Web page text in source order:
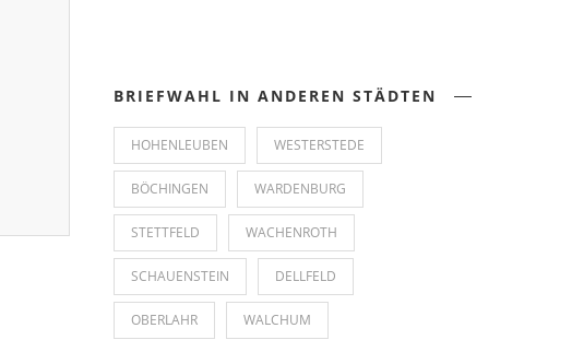
BRIEFWAHL IN ANDEREN STÄDTEN
HOHENLEUBEN WESTERSTEDE
BÖCHINGEN WARDENBURG
STETTFELD WACHENROTH
SCHAUENSTEIN DELLFELD
OBERLAHR WALCHUM